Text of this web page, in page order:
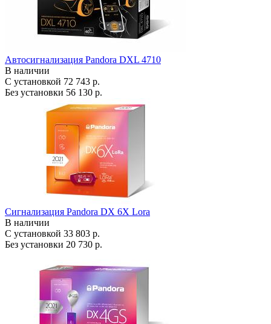
Автосигнализация Pandora DXL 4710
В наличии
С установкой 72 743 р.
Без установки 56 130 р.
Сигнализация Pandora DX 6X Lora
В наличии
С установкой 33 803 р.
Без установки 20 730 р.